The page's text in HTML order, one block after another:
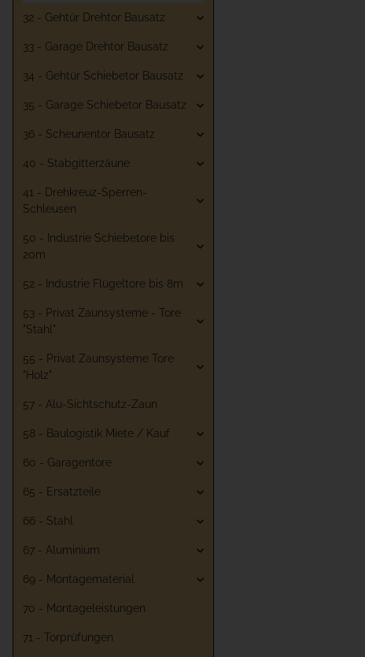
32 - Gehtür Drehtor Bausatz
33 - Garage Drehtor Bausatz
34 - Gehtür Schiebetor Bausatz
35 - Garage Schiebetor Bausatz
36 - Scheunentor Bausatz
40 - Stabgitterzäune
41 - Drehkreuz-Sperren-
Schleusen
50 - Industrie Schiebetore bis
20m
52 - Industrie Flügeltore bis 8m
53 - Privat Zaunsysteme - Tore
"Stahl"
55 - Privat Zaunsysteme Tore
"Holz"
57 - Alu-Sichtschutz-Zaun
58 - Baulogistik Miete / Kauf
60 - Garagentore
65 - Ersatzteile
66 - Stahl
67 - Aluminium
69 - Montagematerial
70 - Montageleistungen
71 - Torprüfungen